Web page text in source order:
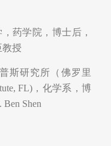
，药学院，博士后，
授
斯研究所（佛罗里
FL)，化学系，博
Shen